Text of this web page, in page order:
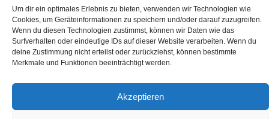
Um dir ein optimales Erlebnis zu bieten, verwenden wir Technologien wie
Cookies, um Geräteinformationen zu speichern und/oder darauf zuzugreifen.
Wenn du diesen Technologien zustimmst, können wir Daten wie das
Surfverhalten oder eindeutige IDs auf dieser Website verarbeiten. Wenn du
deine Zustimmung nicht erteilst oder zurückziehst, können bestimmte
Merkmale und Funktionen beeinträchtigt werden.
Akzeptieren